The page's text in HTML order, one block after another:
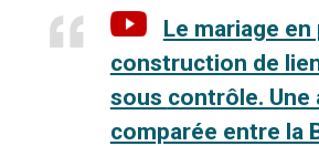
Le mariage
construction de
sous contrôle. Une
comparée entre la